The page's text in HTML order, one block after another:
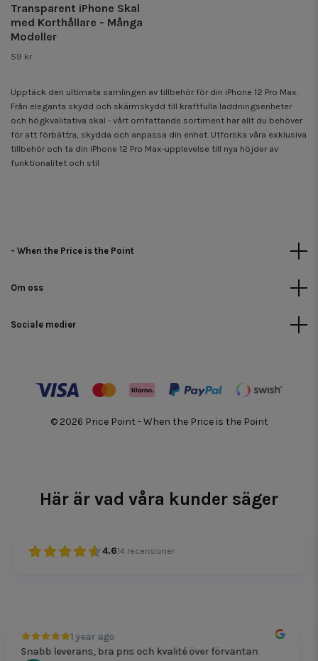
Transparent iPhone Skal
med Korthållare - Många
Modeller
59 kr
Upptäck den ultimata samlingen av tillbehör för din iPhone 12 Pro Max.
Från eleganta skydd och skärmskydd till kraftfulla laddningsenheter
och högkvalitativa skal - vårt omfattande sortiment har allt du behöver
för att förbättra, skydda och anpassa din enhet. Utforska våra exklusiva
tillbehör och ta din iPhone 12 Pro Max-upplevelse till nya höjder av
funktionalitet och stil
- When the Price is the Point
Om oss
Sociale medier
© 2026 Price Point - When the Price is the Point
Här är vad våra kunder säger
4.614 recensioner
1 year ago
leverans, bra pris och kvalité över förväntan